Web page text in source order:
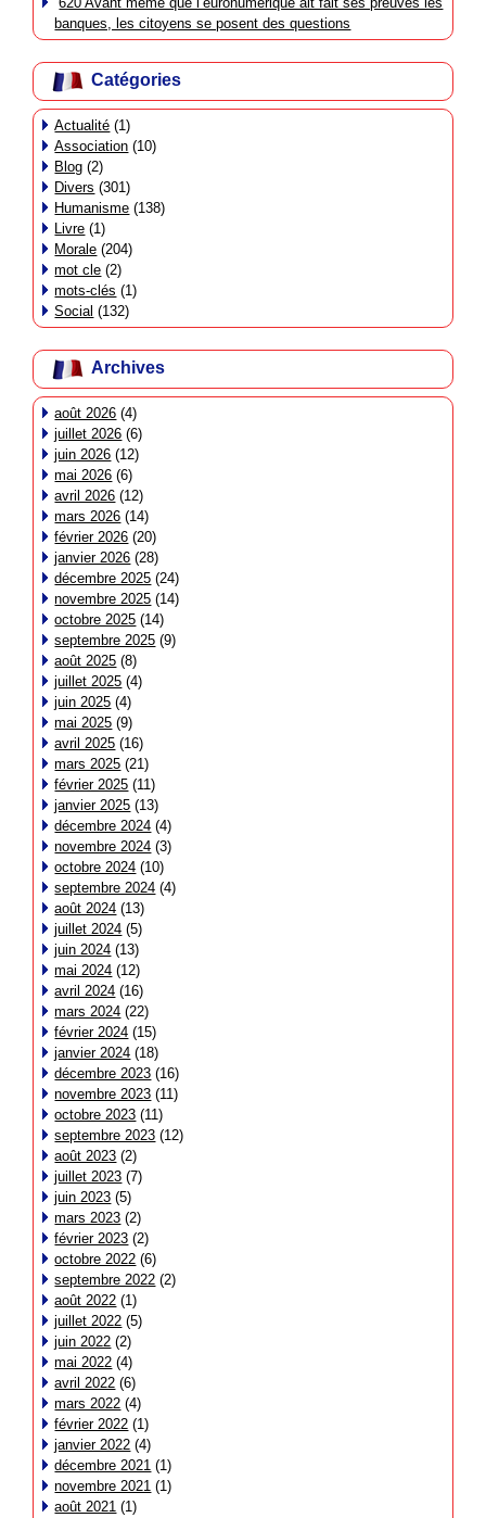
banques, les citoyens se posent des questions
Catégories
Actualité (1)
Association (10)
Blog (2)
Divers (301)
Humanisme (138)
Livre (1)
Morale (204)
mot cle (2)
mots-clés (1)
Social (132)
Archives
août 2026 (4)
juillet 2026 (6)
juin 2026 (12)
mai 2026 (6)
avril 2026 (12)
mars 2026 (14)
février 2026 (20)
janvier 2026 (28)
décembre 2025 (24)
novembre 2025 (14)
octobre 2025 (14)
septembre 2025 (9)
août 2025 (8)
juillet 2025 (4)
juin 2025 (4)
mai 2025 (9)
avril 2025 (16)
mars 2025 (21)
février 2025 (11)
janvier 2025 (13)
décembre 2024 (4)
novembre 2024 (3)
octobre 2024 (10)
septembre 2024 (4)
août 2024 (13)
juillet 2024 (5)
juin 2024 (13)
mai 2024 (12)
avril 2024 (16)
mars 2024 (22)
février 2024 (15)
janvier 2024 (18)
décembre 2023 (16)
novembre 2023 (11)
octobre 2023 (11)
septembre 2023 (12)
août 2023 (2)
juillet 2023 (7)
juin 2023 (5)
mars 2023 (2)
février 2023 (2)
octobre 2022 (6)
septembre 2022 (2)
août 2022 (1)
juillet 2022 (5)
juin 2022 (2)
mai 2022 (4)
avril 2022 (6)
mars 2022 (4)
février 2022 (1)
janvier 2022 (4)
décembre 2021 (1)
novembre 2021 (1)
août 2021 (1)